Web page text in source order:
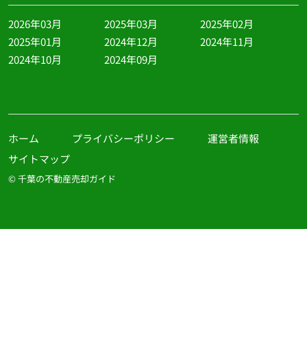
2026年03月 2025年03月
2025年02月
2025年01月
2024年12月
2024年11月
2024年10月
2024年09月
ホーム プライバシーポリシー
運営者情報
サイトマップ
© 千葉の不動産売却ガイド